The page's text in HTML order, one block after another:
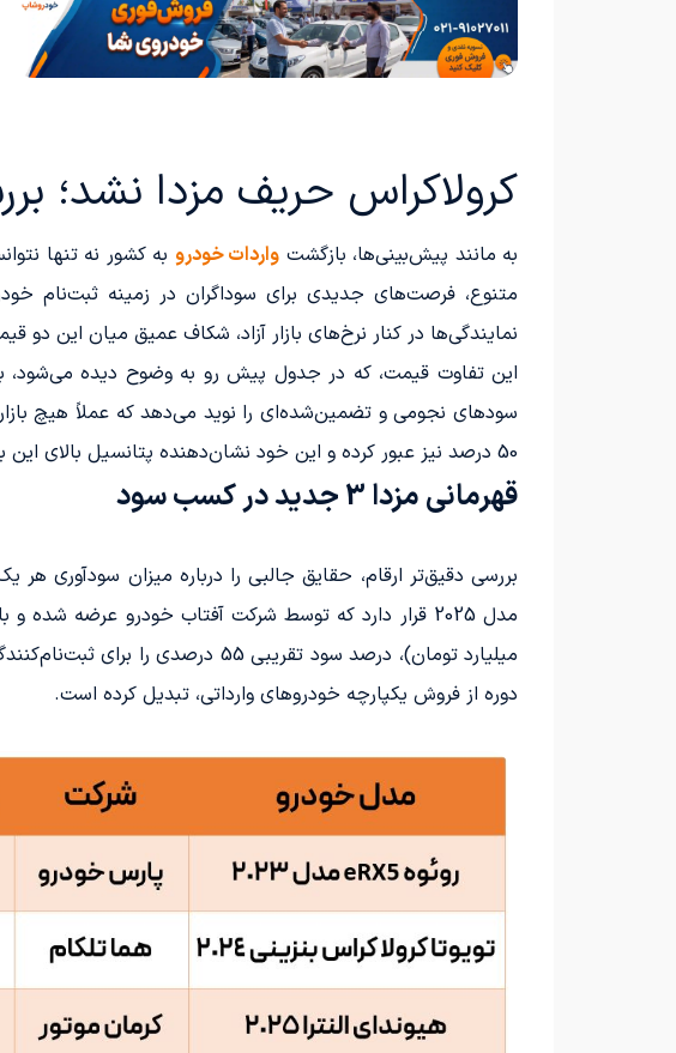
کرولاکراس حریف مزدا نشد؛
به مانند پیش‌بینی‌ها، بازگشت واردات خودرو به کشور نه تنها
متنوع، فرصت‌های جدیدی برای سوداگران در زمینه ثبت‌نام
نمایندگی‌ها در کنار نرخ‌های بازار آزاد، شکاف عمیق میان این
این تفاوت قیمت، که در جدول پیش رو به وضوح دیده
سودهای نجومی و تضمین‌شده‌ای را نوید می‌دهد که عملاً هیچ
50 درصد نیز عبور کرده و این خود نشان‌دهنده پتانسیل بالای این بازار، برای سودآوری است.
قهرمانی مزدا 3 جدید در کسب سود
میلیارد تومان)، درصد سود تقریبی 55 درصدی را برای ثبت‌نام‌کنندگان به ارمغان آورده است. این میزان سود،
دوره از فروش یکپارچه خودروهای وارداتی، تبدیل کرده است.